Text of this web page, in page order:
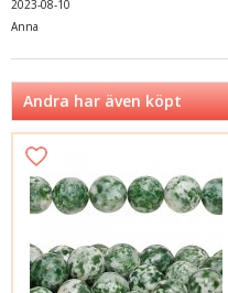
2023-08-10
Anna
Andra har även köpt